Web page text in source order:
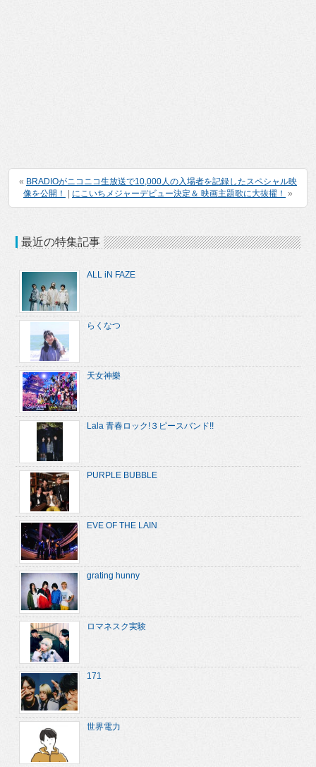
« BRADIOがニコニコ生放送で10,000人の入場者を記録したスペシャル映
像を公開！
にこいちメジャーデビュー決定＆ 映画主題歌に大抜擢！ »
最近の特集記事
ALL iN FAZE
らくなつ
天女神樂
Lala 青春ロック!３ピースバンド!!
PURPLE BUBBLE
EVE OF THE LAIN
grating hunny
ロマネスク実験
171
世界電力